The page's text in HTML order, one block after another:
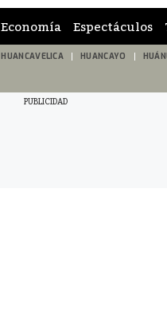
Economía Espectáculos
HUANCAVELICA HUANCAYO